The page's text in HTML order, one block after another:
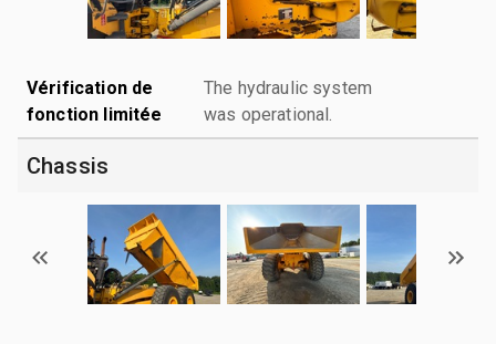
Vérification de
fonction limitée
The hydraulic system
was operational.
Chassis